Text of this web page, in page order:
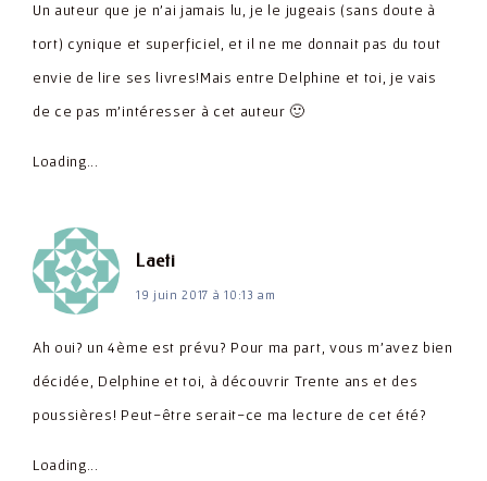
Un auteur que je n'ai jamais lu, je le jugeais (sans doute à
tort) cynique et superficiel, et il ne me donnait pas du tout
envie de lire ses livres!Mais entre Delphine et toi, je vais
de ce pas m'intéresser à cet auteur 🙂
Loading...
Laetidit :
19 juin 2017 à 10:13 am
Ah oui? un 4ème est prévu? Pour ma part, vous m'avez bien
décidée, Delphine et toi, à découvrir Trente ans et des
poussières! Peut-être serait-ce ma lecture de cet été?
Loading...